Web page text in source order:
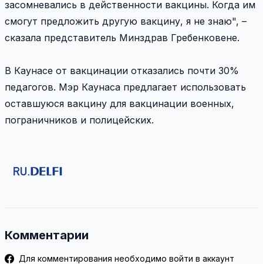
засомневались в действенности вакцины. Когда им
смогут предложить другую вакцину, я не знаю", –
сказала представитель Минздрав Гребенковене.
В Каунасе от вакцинации отказались почти 30%
педагогов. Мэр Каунаса предлагает использовать
оставшуюся вакцину для вакцинации военных,
пограничников и полицейских.
Комментарии
Для комментирования необходимо войти в аккаунт